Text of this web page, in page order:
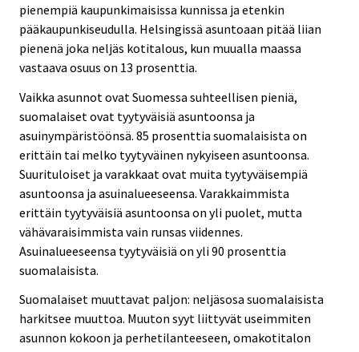
pienempiä kaupunkimaisissa kunnissa ja etenkin
pääkaupunkiseudulla. Helsingissä asuntoaan pitää liian
pienenä joka neljäs kotitalous, kun muualla maassa
vastaava osuus on 13 prosenttia.
Vaikka asunnot ovat Suomessa suhteellisen pieniä,
suomalaiset ovat tyytyväisiä asuntoonsa ja
asuinympäristöönsä. 85 prosenttia suomalaisista on
erittäin tai melko tyytyväinen nykyiseen asuntoonsa.
Suurituloiset ja varakkaat ovat muita tyytyväisempiä
asuntoonsa ja asuinalueeseensa. Varakkaimmista
erittäin tyytyväisiä asuntoonsa on yli puolet, mutta
vähävaraisimmista vain runsas viidennes.
Asuinalueeseensa tyytyväisiä on yli 90 prosenttia
suomalaisista.
Suomalaiset muuttavat paljon: neljäsosa suomalaisista
harkitsee muuttoa. Muuton syyt liittyvät useimmiten
asunnon kokoon ja perhetilanteeseen, omakotitalon